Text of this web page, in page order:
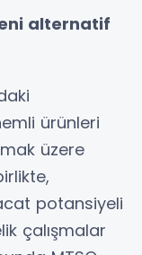
alternatif
ürünleri
üzere
potansiyeli
çalışmalar